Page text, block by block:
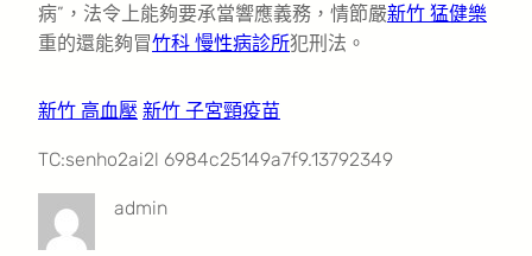
病”，法令上能夠要承當響應義務，情節嚴新竹 猛健樂
重的還能夠冒竹科 慢性病診所犯刑法。
新竹 高血壓 新竹 子宮頸疫苗
TC:senho2ai2l 6984c25149a7f9.13792349
admin